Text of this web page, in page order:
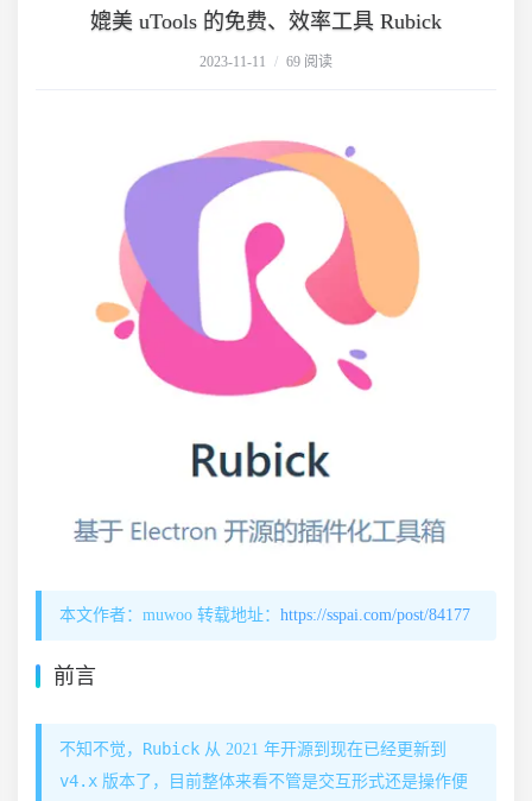
媲美 uTools 的免费、效率工具 Rubick
2023-11-11 / 69 阅读
本文作者：muwoo 转载地址： https://sspai.com/post/84177
前言
不知不觉， Rubick 从 2021 年开源到现在已经更新到
v4.x 版本了，目前整体来看不管是交互形式还是操作便